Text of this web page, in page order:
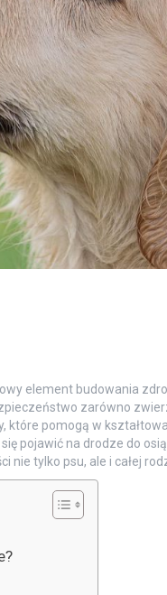
element budowania
zarówno
pomogą w
pojawić na drodze do
tylko psu, ale i całej